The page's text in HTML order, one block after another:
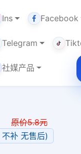
：中文
Ins Facebook
Telegram
社媒产品
原价5.8元
补 无售后)